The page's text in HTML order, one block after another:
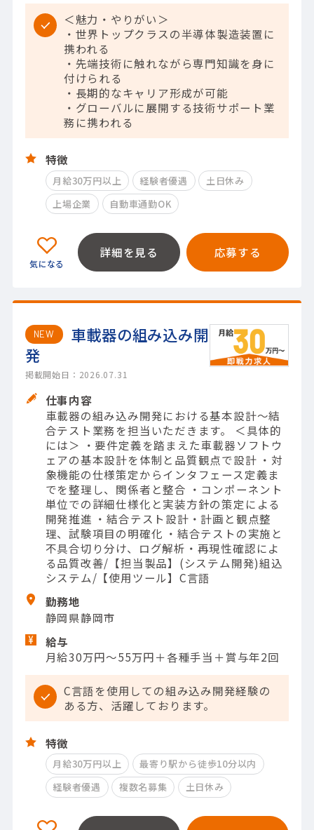
＜魅力・やりがい＞
・世界トップクラスの半導体製造装置に
携われる
・先端技術に触れながら専門知識を身に
付けられる
・長期的なキャリア形成が可能
・グローバルに展開する技術サポート業
務に携われる
特徴
月給30万円以上 経験者優遇
土日休み
上場企業
自動車通勤OK
詳細を見る 応募する
NEW
車載器の組み込み開
発
掲載開始日：2026.07.31
仕事内容
車載器の組み込み開発における基本設計〜結
合テスト業務を担当いただきます。 ＜具体的
には＞ ・要件定義を踏まえた車載器ソフトウ
ェアの基本設計を体制と品質観点で設計 ・対
象機能の仕様策定からインタフェース定義ま
でを整理し、関係者と整合 ・コンポーネント
単位での詳細仕様化と実装方針の策定による
開発推進 ・結合テスト設計・計画と観点整
理、試験項目の明確化 ・結合テストの実施と
不具合切り分け、ログ解析・再現性確認によ
る品質改善/【担当製品】(システム開発)組込
システム/【使用ツール】C言語
勤務地
静岡県静岡市
給与
月給30万円～55万円＋各種手当＋賞与年2回
C言語を使用しての組み込み開発経験の
ある方、活躍しております。
特徴
月給30万円以上
最寄り駅から徒歩10分以内
経験者優遇
複数名募集 土日休み